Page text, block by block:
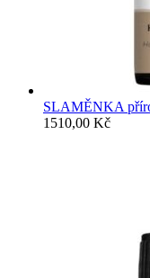
SLAMĚNKA
1510,00 Kč